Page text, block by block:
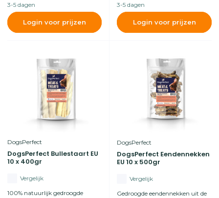
3-5 dagen
Login voor prijzen
3-5 dagen
Login voor prijzen
DogsPerfect
DogsPerfect Bullestaart EU
10 x 400gr
Vergelijk
100% natuurlijk gedroogde
DogsPerfect
DogsPerfect Eendennekken
EU 10 x 500gr
Vergelijk
Gedroogde eendennekken uit de